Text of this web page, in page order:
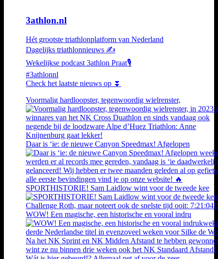
3athlon.nl
Hét grootste triathlonplatform van Nederland
Dagelijks triathlonnieuws ✍️
Wekelijkse podcast 3athlon Praat🎙️
#3athlonnl
Check het laatste nieuws op ⏬
Voormalig hardloopster, tegenwoordig wielrenster,
Daar is ‘ie: de nieuwe Canyon Speedmax! Afgelopen
SPORTHISTORIE! Sam Laidlow wint voor de tweede kee
WOW! Een magische, een historische en vooral indru